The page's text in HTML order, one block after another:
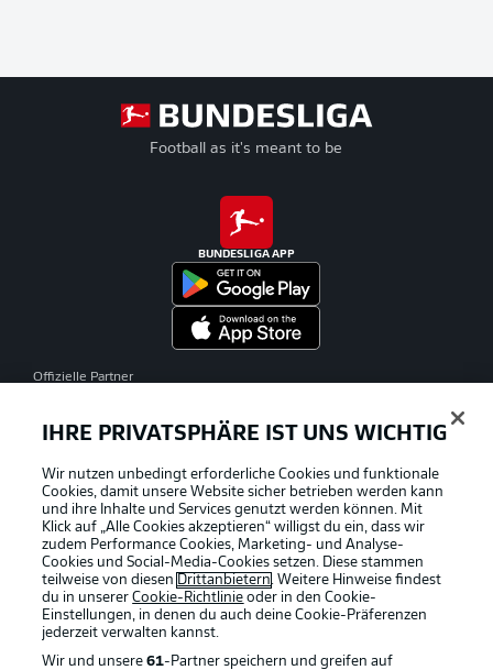
Football as it's meant to be
BUNDESLIGA APP
Offizielle Partner
IHRE PRIVATSPHÄRE IST UNS WICHTIG
Wir nutzen unbedingt erforderliche Cookies und funktionale
Cookies, damit unsere Website sicher betrieben werden kann
und ihre Inhalte und Services genutzt werden können. Mit
Klick auf „Alle Cookies akzeptieren“ willigst du ein, dass wir
zudem Performance Cookies, Marketing- und Analyse-
Cookies und Social-Media-Cookies setzen. Diese stammen
teilweise von diesen Drittanbietern. Weitere Hinweise findest
du in unsererCookie-Richtlinie oder in den Cookie-
Einstellungen, in denen du auch deine Cookie-Präferenzen
jederzeit verwalten kannst.
Wir und unsere61-Partner speichern und greifen auf